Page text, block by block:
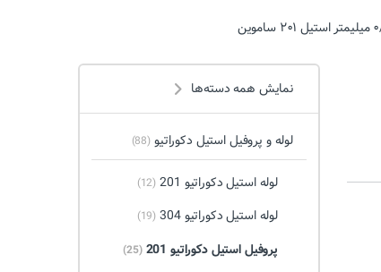
نمایش همه دسته‌ها
لوله و پروفیل استیل دکوراتیو (88)
لوله استیل دکوراتیو 201 (12)
لوله استیل دکوراتیو 304 (19)
پروفیل استیل دکوراتیو 201 (25)